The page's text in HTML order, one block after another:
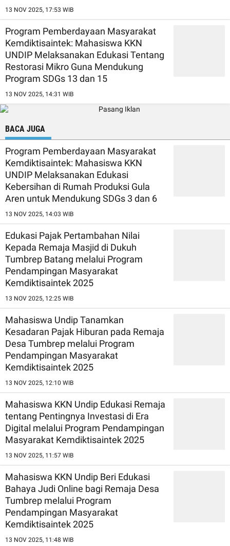
13 NOV 2025, 17:53 WIB
Program Pemberdayaan Masyarakat
Kemdiktisaintek: Mahasiswa KKN
UNDIP Melaksanakan Edukasi Tentang
Restorasi Mikro Guna Mendukung
Program SDGs 13 dan 15
13 NOV 2025, 14:31 WIB
BACA JUGA
Program Pemberdayaan Masyarakat
Kemdiktisaintek: Mahasiswa KKN
UNDIP Melaksanakan Edukasi
Kebersihan di Rumah Produksi Gula
Aren untuk Mendukung SDGs 3 dan 6
13 NOV 2025, 14:03 WIB
Edukasi Pajak Pertambahan Nilai
Kepada Remaja Masjid di Dukuh
Tumbrep Batang melalui Program
Pendampingan Masyarakat
Kemdiktisaintek 2025
13 NOV 2025, 12:25 WIB
Mahasiswa Undip Tanamkan
Kesadaran Pajak Hiburan pada Remaja
Desa Tumbrep melalui Program
Pendampingan Masyarakat
Kemdiktisaintek 2025
13 NOV 2025, 12:10 WIB
Mahasiswa KKN Undip Edukasi Remaja
tentang Pentingnya Investasi di Era
Digital melalui Program Pendampingan
Masyarakat Kemdiktisaintek 2025
13 NOV 2025, 11:57 WIB
Mahasiswa KKN Undip Beri Edukasi
Bahaya Judi Online bagi Remaja Desa
Tumbrep melalui Program
Pendampingan Masyarakat
Kemdiktisaintek 2025
13 NOV 2025, 11:48 WIB